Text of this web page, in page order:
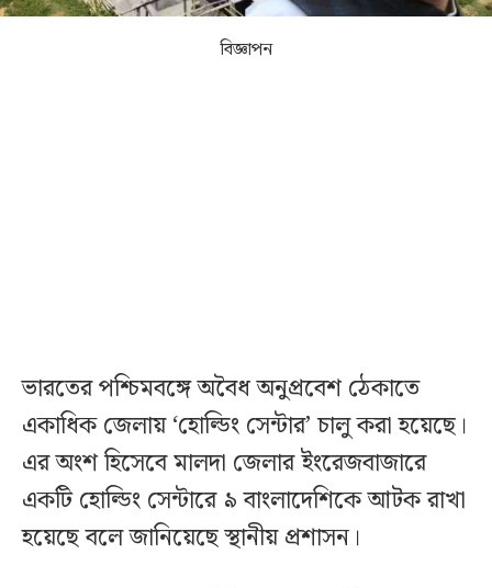
বিজ্ঞাপন
ভারতের পশ্চিমবঙ্গে অবৈধ অনুপ্রবেশ ঠেকাতে
একাধিক জেলায় ‘হোল্ডিং সেন্টার’ চালু করা হয়েছে।
এর অংশ হিসেবে মালদা জেলার ইংরেজবাজারে
একটি হোল্ডিং সেন্টারে ৯ বাংলাদেশিকে আটক রাখা
হয়েছে বলে জানিয়েছে স্থানীয় প্রশাসন।